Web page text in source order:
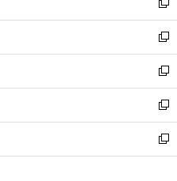
で
開
く
ド
ウ
で
開
く
ィ
ン
ド
ウ
で
開
く
い
ウ
ィ
ン
ド
ウ
で
開
く
新
し
い
ウ
ィ
ン
ド
ウ
で
開
新
し
い
ウ
ィ
ン
ド
ウ
新
し
い
ウ
ィ
ン
新
し
い
ウ
新
し